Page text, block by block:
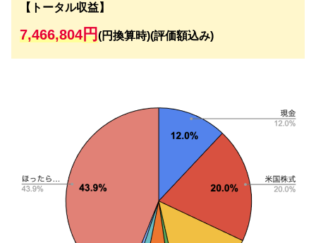
【トータル収益】
7,466,804円(円換算時)(評価額込み)